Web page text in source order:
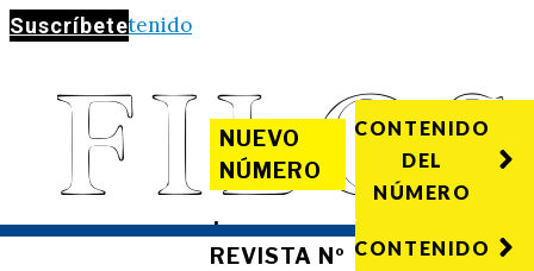
Suscríbete
Saltar al contenido
NUEVO
NÚMERO
·
REVISTA Nº
CONTENIDO
DEL
NÚMERO
CONTENIDO